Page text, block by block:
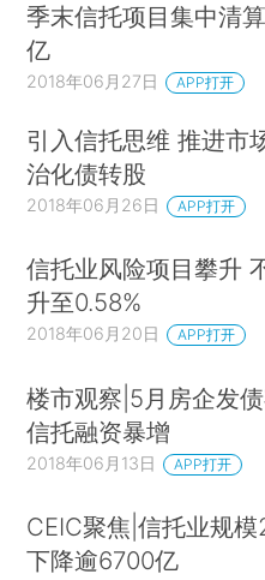
季末信托项目集中清
亿
2018年06月27日 APP打开
引入信托思维 推进市
治化债转股
2018年06月26日 APP打开
信托业风险项目攀升
升至0.58%
2018年06月20日 APP打开
楼市观察|5月房企发
信托融资暴增
2018年06月13日 APP打开
CEIC聚焦|信托业规
下降逾6700亿